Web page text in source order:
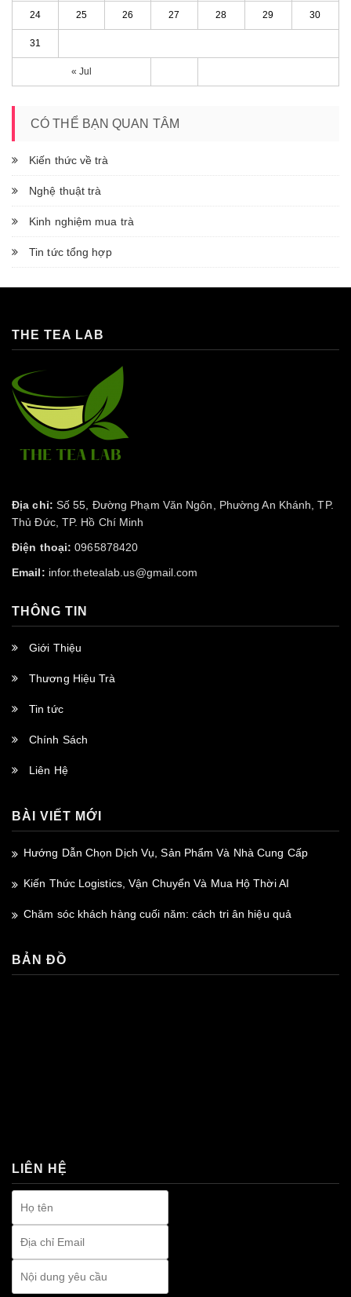
« Jul
24 25 26 27 28 29 30
31
CÓ THỂ BẠN QUAN TÂM
Kiến thức về trà
Nghệ thuật trà
Kinh nghiệm mua trà
Tin tức tổng hợp
THE TEA LAB
Địa chỉ: Số 55, Đường Phạm Văn Ngôn, Phường An Khánh, TP.
Thủ Đức, TP. Hồ Chí Minh
Điện thoại: 0965878420
Email: infor.thetealab.us@gmail.com
THÔNG TIN
Giới Thiệu
Thương Hiệu Trà
Tin tức
Chính Sách
Liên Hệ
BÀI VIẾT MỚI
Hướng Dẫn Chọn Dịch Vụ, Sản Phẩm Và Nhà Cung Cấp
Kiến Thức Logistics, Vận Chuyển Và Mua Hộ Thời AI
Chăm sóc khách hàng cuối năm: cách tri ân hiệu quả
BẢN ĐỒ
LIÊN HỆ